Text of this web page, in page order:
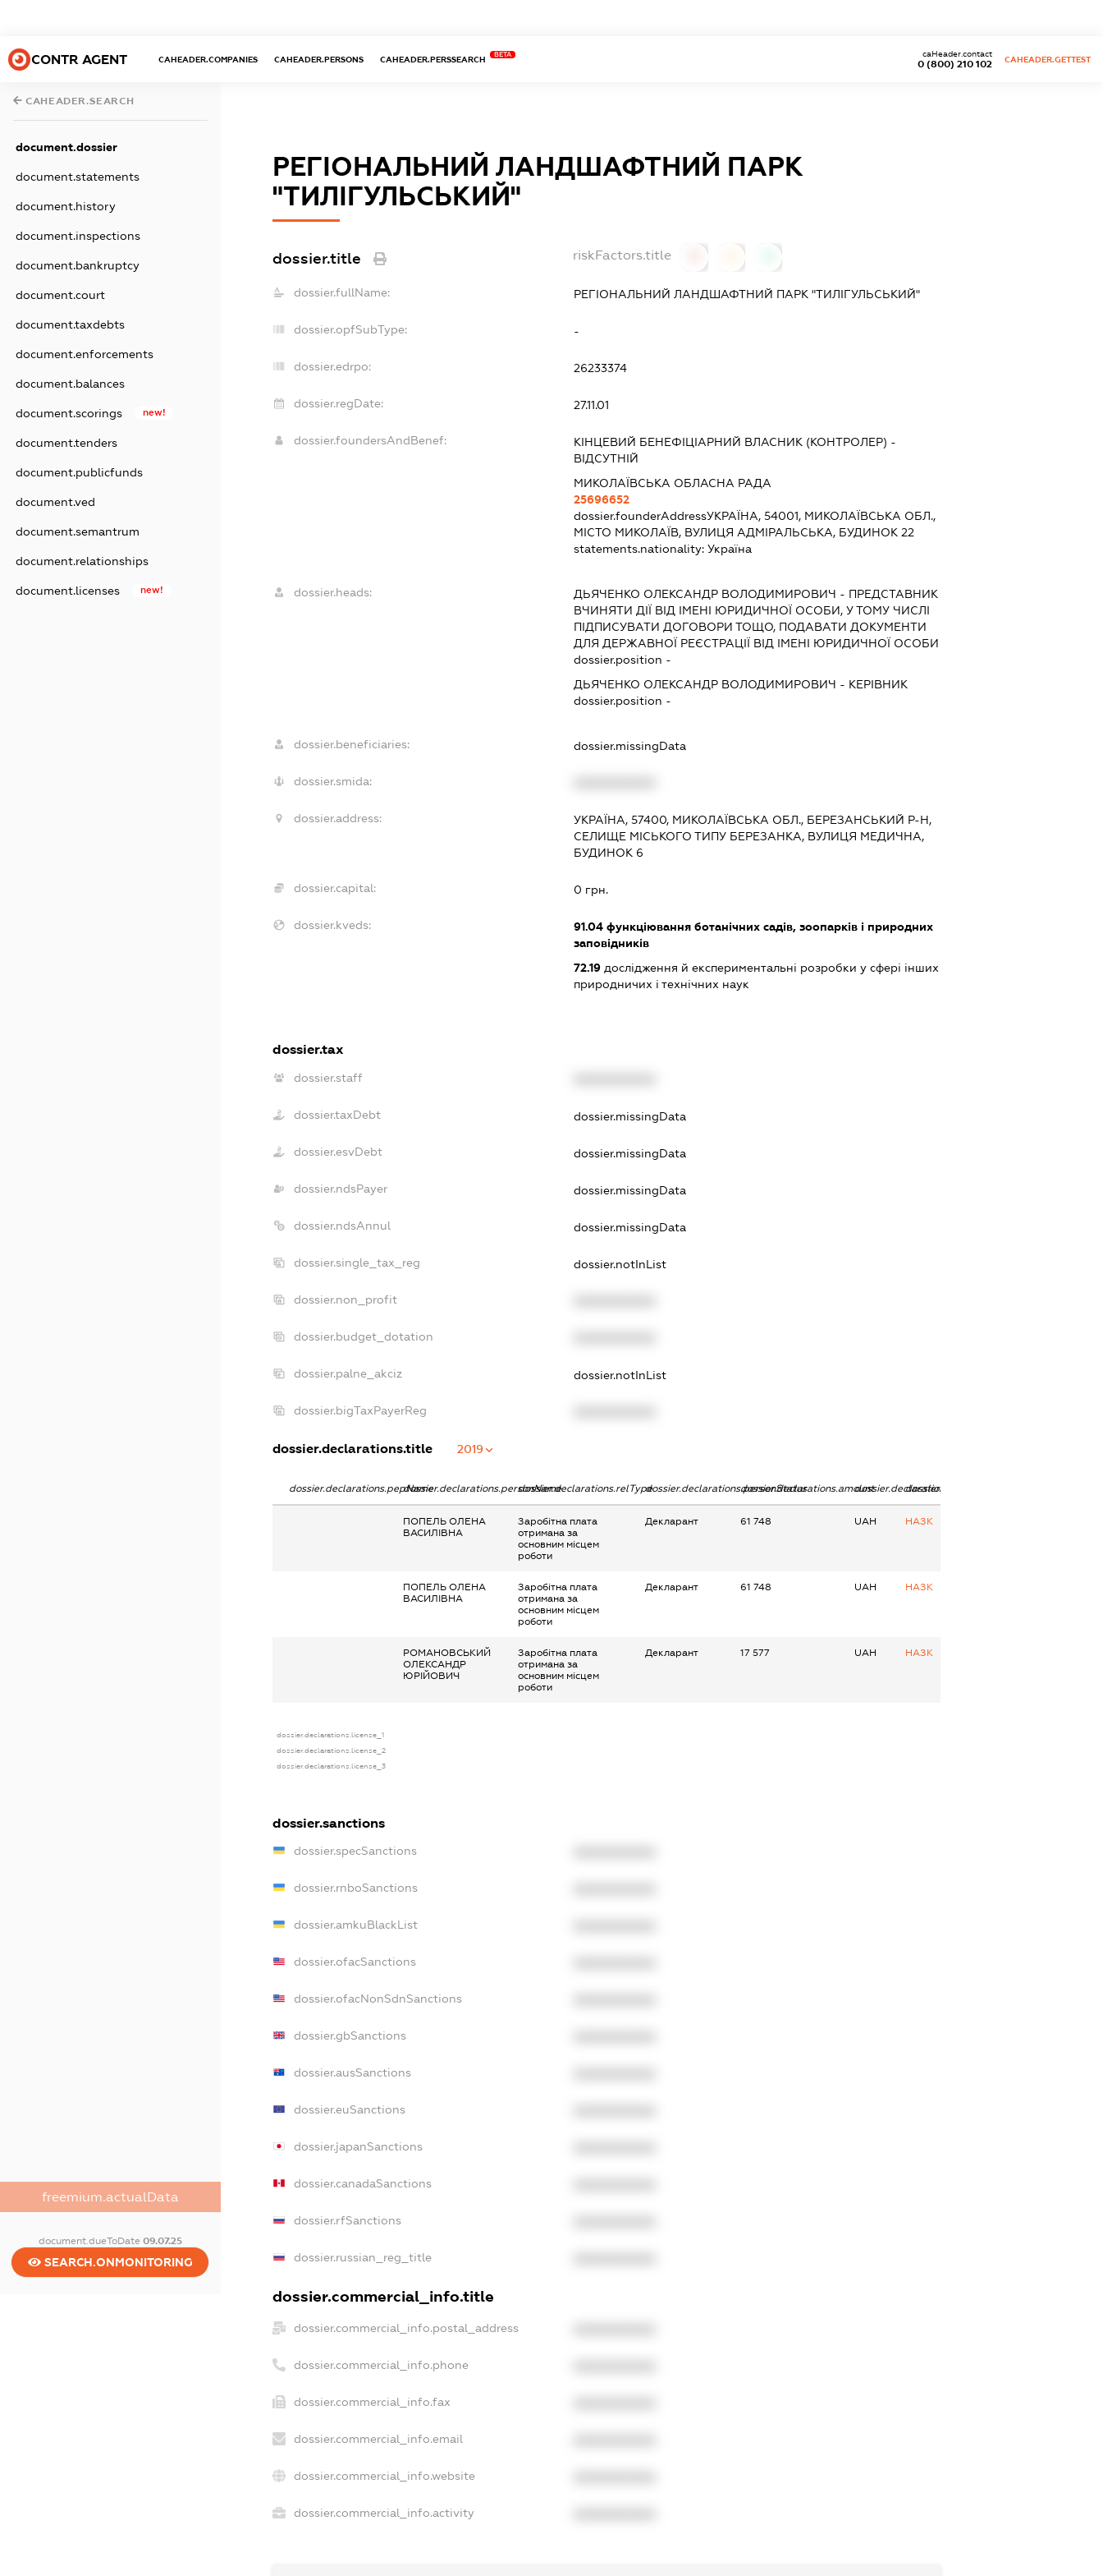
CONTR AGENT CAHEADER.COMPANIES CAHEADER.PERSONS CAHEADER.PERSSEARCH
BETA
0 (800) 210 102
caHeader.contact
CAHEADER.GETTEST
CAHEADER.SEARCH
document.dossier
document.statements
document.history
document.inspections
document.bankruptcy
document.court
document.taxdebts
document.enforcements
document.balances
document.scorings new!
document.tenders
document.publicfunds
document.ved
document.semantrum
document.relationships
document.licenses new!
freemium.actualData
document.dueToDate 09.07.25
SEARCH.ONMONITORING
РЕГІОНАЛЬНИЙ ЛАНДШАФТНИЙ ПАРК
"ТИЛІГУЛЬСЬКИЙ"
dossier.title riskFactors.title
dossier.fullName: РЕГІОНАЛЬНИЙ ЛАНДШАФТНИЙ ПАРК "ТИЛІГУЛЬСЬКИЙ"
dossier.opfSubType: -
dossier.edrpo: 26233374
dossier.regDate: 27.11.01
dossier.foundersAndBenef:
КІНЦЕВИЙ БЕНЕФІЦІАРНИЙ ВЛАСНИК (КОНТРОЛЕР) -
ВІДСУТНІЙ
МИКОЛАЇВСЬКА ОБЛАСНА РАДА
25696652
dossier.founderAddressУКРАЇНА, 54001, МИКОЛАЇВСЬКА ОБЛ.,
МІСТО МИКОЛАЇВ, ВУЛИЦЯ АДМІРАЛЬСЬКА, БУДИНОК 22
statements.nationality: Україна
dossier.heads: ДЬЯЧЕНКО ОЛЕКСАНДР ВОЛОДИМИРОВИЧ - ПРЕДСТАВНИК
ВЧИНЯТИ ДІЇ ВІД ІМЕНІ ЮРИДИЧНОЇ ОСОБИ, У ТОМУ ЧИСЛІ
ПІДПИСУВАТИ ДОГОВОРИ ТОЩО, ПОДАВАТИ ДОКУМЕНТИ
ДЛЯ ДЕРЖАВНОЇ РЕЄСТРАЦІЇ ВІД ІМЕНІ ЮРИДИЧНОЇ ОСОБИ
dossier.position -
ДЬЯЧЕНКО ОЛЕКСАНДР ВОЛОДИМИРОВИЧ - КЕРІВНИК
dossier.position -
dossier.beneficiaries: dossier.missingData
dossier.smida:
dossier.address:
УКРАЇНА, 57400, МИКОЛАЇВСЬКА ОБЛ., БЕРЕЗАНСЬКИЙ Р-Н,
СЕЛИЩЕ МІСЬКОГО ТИПУ БЕРЕЗАНКА, ВУЛИЦЯ МЕДИЧНА,
БУДИНОК 6
dossier.capital: 0 грн.
dossier.kveds: 91.04функціювання ботанічних садів, зоопарків і природних
заповідників
72.19дослідження й експериментальні розробки у сфері інших
природничих і технічних наук
dossier.tax
dossier.staff
dossier.taxDebt dossier.missingData
dossier.esvDebt dossier.missingData
dossier.ndsPayer dossier.missingData
dossier.ndsAnnul dossier.missingData
dossier.single_tax_reg dossier.notInList
dossier.non_profit
dossier.budget_dotation
dossier.palne_akciz dossier.notInList
dossier.bigTaxPayerReg
dossier.declarations.title 2019
dossier.declarations.pepNamedossier.declarations.personNamedossier.declarations.relTypedossier.declarations.personStatusdossier.declarations.amountdossier.declarations.currency
dossier.declarations.source
ПОПЕЛЬ ОЛЕНА
ВАСИЛІВНА
Заробітна плата
отримана за
основним місцем
роботи
Декларант 61 748 UAH НАЗК
ПОПЕЛЬ ОЛЕНА
ВАСИЛІВНА
Заробітна плата
отримана за
основним місцем
роботи
Декларант 61 748 UAH НАЗК
РОМАНОВСЬКИЙ
ОЛЕКСАНДР
ЮРІЙОВИЧ
Заробітна плата
отримана за
основним місцем
роботи
Декларант 17 577 UAH НАЗК
dossier.declarations.license_1
dossier.declarations.license_2
dossier.declarations.license_3
dossier.sanctions
dossier.specSanctions
dossier.rnboSanctions
dossier.amkuBlackList
dossier.ofacSanctions
dossier.ofacNonSdnSanctions
dossier.gbSanctions
dossier.ausSanctions
dossier.euSanctions
dossier.japanSanctions
dossier.canadaSanctions
dossier.rfSanctions
dossier.russian_reg_title
dossier.commercial_info.title
dossier.commercial_info.postal_address
dossier.commercial_info.phone
dossier.commercial_info.fax
dossier.commercial_info.email
dossier.commercial_info.website
dossier.commercial_info.activity